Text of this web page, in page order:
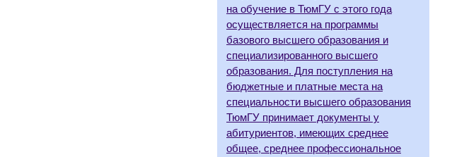
на обучение в ТюмГУ с этого года
осуществляется на программы
базового высшего образования и
специализированного высшего
образования. Для поступления на
бюджетные и платные места на
специальности высшего образования
ТюмГУ принимает документы у
абитуриентов, имеющих среднее
общее, среднее профессиональное